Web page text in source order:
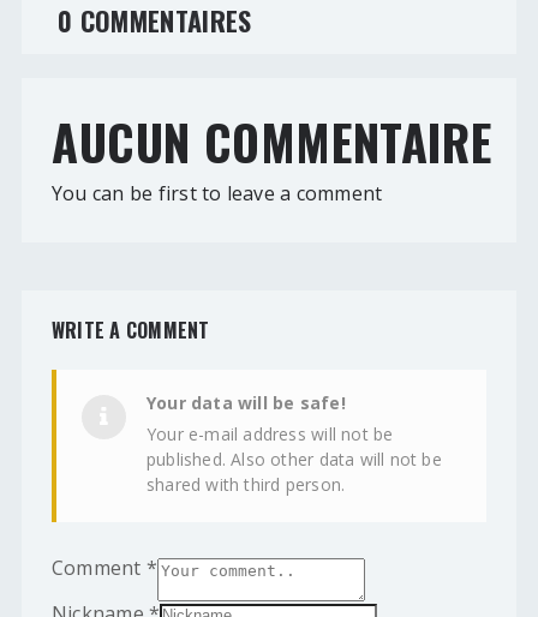
0 COMMENTAIRES
AUCUN COMMENTAIRE
You can be first to leave a comment
WRITE A COMMENT
Your data will be safe!
Your e-mail address will not be
published. Also other data will not be
shared with third person.
Comment *